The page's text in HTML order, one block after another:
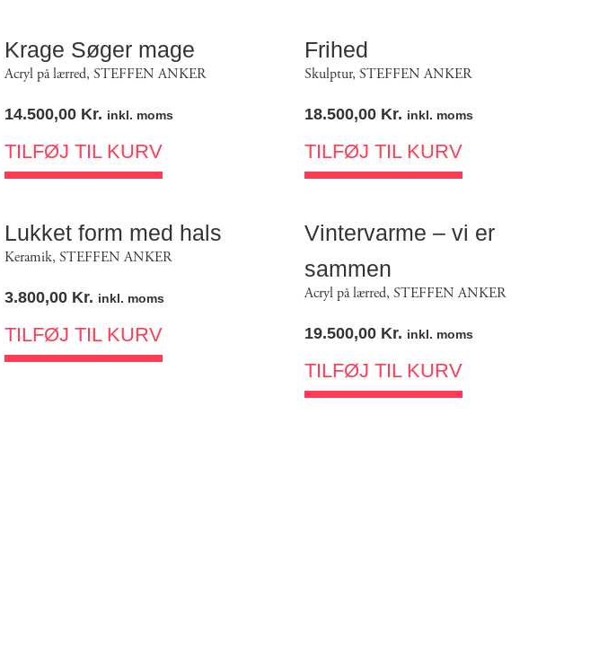
Krage Søger mage
Acryl på lærred, STEFFEN ANKER
14.500,00 Kr. inkl. moms
TILFØJ TIL KURV
Frihed
Skulptur, STEFFEN ANKER
18.500,00 Kr. inkl. moms
TILFØJ TIL KURV
Lukket form med hals
Keramik, STEFFEN ANKER
3.800,00 Kr. inkl. moms
TILFØJ TIL KURV
Vintervarme – vi er
sammen
Acryl på lærred, STEFFEN ANKER
19.500,00 Kr. inkl. moms
TILFØJ TIL KURV